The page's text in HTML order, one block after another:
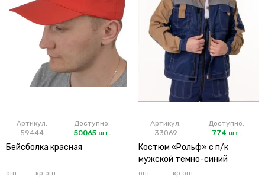
Артикул:
59444
Доступно:
50065 шт.
Бейсболка красная
опт кр.опт
Артикул:
33069
Доступно:
774 шт.
Костюм «Рольф» с п/к
мужской темно-синий
опт кр.опт